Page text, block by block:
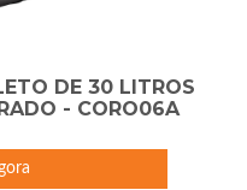
DE 30 LITROS
- CORO06A